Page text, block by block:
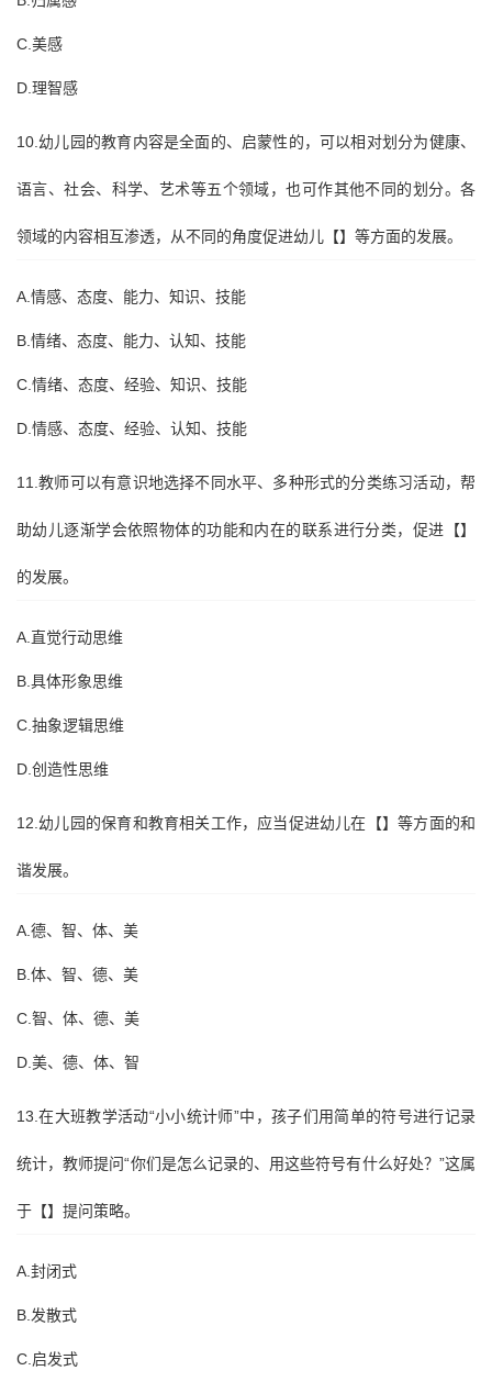
C.美感
D.理智感
10.幼儿园的教育内容是全面的、启蒙性的，可以相对划分为健康、
语言、社会、科学、艺术等五个领域，也可作其他不同的划分。各
领域的内容相互渗透，从不同的角度促进幼儿【】等方面的发展。
A.情感、态度、能力、知识、技能
B.情绪、态度、能力、认知、技能
C.情绪、态度、经验、知识、技能
D.情感、态度、经验、认知、技能
11.教师可以有意识地选择不同水平、多种形式的分类练习活动，帮
助幼儿逐渐学会依照物体的功能和内在的联系进行分类，促进【】
的发展。
A.直觉行动思维
B.具体形象思维
C.抽象逻辑思维
D.创造性思维
12.幼儿园的保育和教育相关工作，应当促进幼儿在【】等方面的和
谐发展。
A.德、智、体、美
B.体、智、德、美
C.智、体、德、美
D.美、德、体、智
13.在大班教学活动“小小统计师”中，孩子们用简单的符号进行记录
统计，教师提问“你们是怎么记录的、用这些符号有什么好处？”这属
于【】提问策略。
A.封闭式
B.发散式
C.启发式